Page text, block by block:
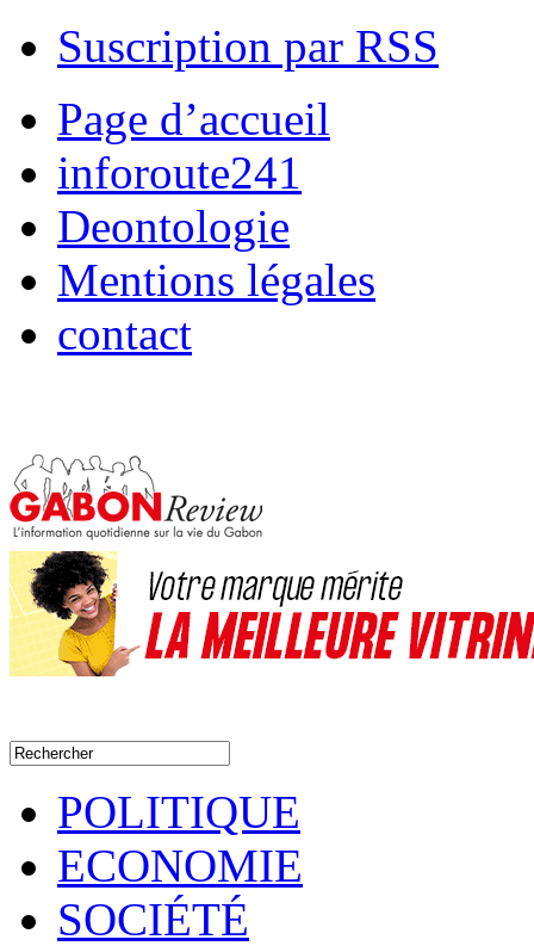
Suscription par RSS
Page d’accueil
inforoute241
Deontologie
Mentions légales
contact
POLITIQUE
ECONOMIE
SOCIÉTÉ